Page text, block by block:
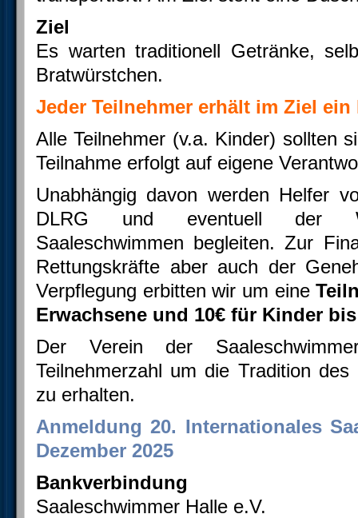
Ziel
Es warten traditionell Getränke,
Bratwürstchen.
Jeder Teilnehmer erhält im Ziel
Alle Teilnehmer (v.a. Kinder) sollten
Teilnahme erfolgt auf eigene
Unabhängig davon werden Helfer
DLRG und eventuell der
Saaleschwimmen begleiten. Zur
Rettungskräfte aber auch der
Verpflegung erbitten wir um eine
Erwachsene und 10€ für Kinder
Der Verein der
Teilnehmerzahl um die Tradition
zu erhalten.
Anmeldung 20. Internationales
Dezember 2025
Bankverbindung
Saaleschwimmer Halle e.V.